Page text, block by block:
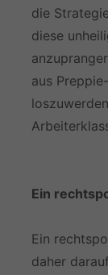
die
diese
aus
Ein
Ein
daher